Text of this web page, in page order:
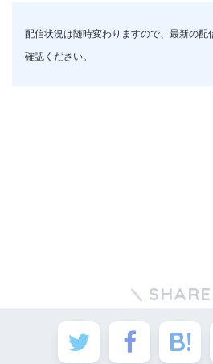
配信状況は随時変わりますので、最新の配
確認ください。
SHARE